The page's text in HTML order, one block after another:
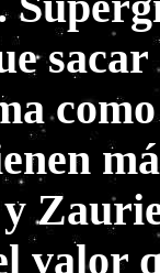
valor